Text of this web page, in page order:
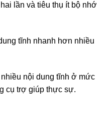
lần và tiêu thụ ít bộ nhớ
tĩnh nhanh hơn nhiều
nội dung tĩnh ở mức
cụ trợ giúp thực sự.